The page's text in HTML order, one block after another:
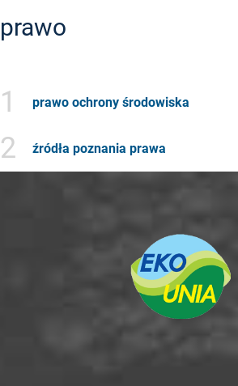
prawo
1 prawo ochrony środowiska
2 źródła poznania prawa